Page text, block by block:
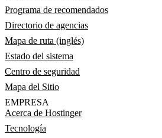
Programa de recomendados
Directorio de agencias
Mapa de ruta (inglés)
Estado del sistema
Centro de seguridad
Mapa del Sitio
EMPRESA
Acerca de Hostinger
Tecnología